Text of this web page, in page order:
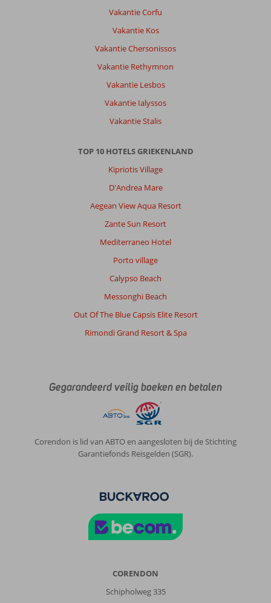
Vakantie Corfu
Vakantie Kos
Vakantie Chersonissos
Vakantie Rethymnon
Vakantie Lesbos
Vakantie Ialyssos
Vakantie Stalis
TOP 10 HOTELS GRIEKENLAND
Kipriotis Village
D'Andrea Mare
Aegean View Aqua Resort
Zante Sun Resort
Mediterraneo Hotel
Porto village
Calypso Beach
Messonghi Beach
Out Of The Blue Capsis Elite Resort
Rimondi Grand Resort & Spa
Gegarandeerd veilig boeken en betalen
Corendon is lid van ABTO en aangesloten bij de Stichting
Garantiefonds Reisgelden (SGR).
CORENDON
Schipholweg 335